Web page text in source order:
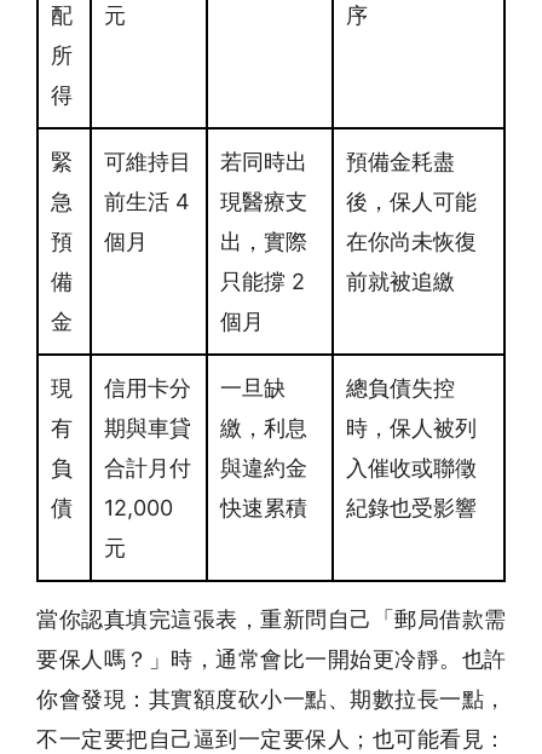
配
所
得
元
序
緊
急
預
備
金
可維持目
前生活 4
個月
若同時出
現醫療支
出，實際
只能撐 2
個月
預備金耗盡
後，保人可能
在你尚未恢復
前就被追繳
現
有
負
債
信用卡分
期與車貸
合計月付
12,000
元
一旦缺
繳，利息
與違約金
快速累積
總負債失控
時，保人被列
入催收或聯徵
紀錄也受影響
當你認真填完這張表，重新問自己「郵局借款需
要保人嗎？」時，通常會比一開始更冷靜。也許
你會發現：其實額度砍小一點、期數拉長一點，
不一定要把自己逼到一定要保人；也可能看見：